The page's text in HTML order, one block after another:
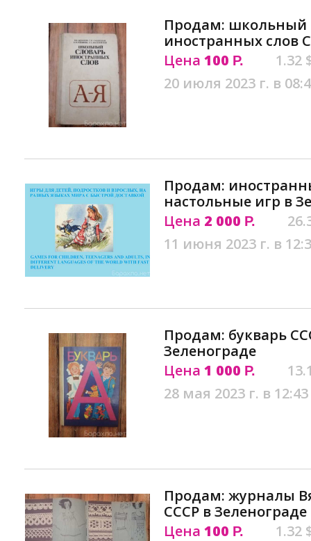
Продам: школьный
иностранных слов
Цена 100 Р.
1.32
20 июля 2023 г. в
Продам:
настольные игр в
Цена 2 000 Р.
11 июня 2023 г. в
Продам: букварь
Зеленограде
Цена 1 000 Р.
28 мая 2023 г. в 12:43
Продам: журналы
СССР в Зеленограде
Цена 100 Р.
1.32